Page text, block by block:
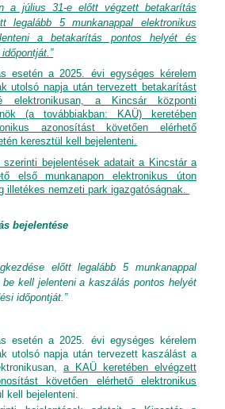
a július 31-e előtt végzett betakarítás
legalább 5 munkanappal elektronikus
a betakarítás pontos helyét és
esetén a 2025. évi egységes kérelem
utolsó napja után tervezett betakarítást
elektronikusan, a Kincsár központi
(a továbbiakban: KAÜ) keretében
azonosítást követően elérhető
keresztül kell bejelenteni.
szerinti bejelentések adatait a Kincstár a
első munkanapon elektronikus úton
illetékes nemzeti park igazgatóságnak.
bejelentése
előtt legalább 5 munkanappal
kell jelenteni a kaszálás pontos helyét
időpontját.”
esetén a 2025. évi egységes kérelem
utolsó napja után tervezett kaszálást a
a KAÜ keretében elvégzett
követően elérhető elektronikus
kell bejelenteni.